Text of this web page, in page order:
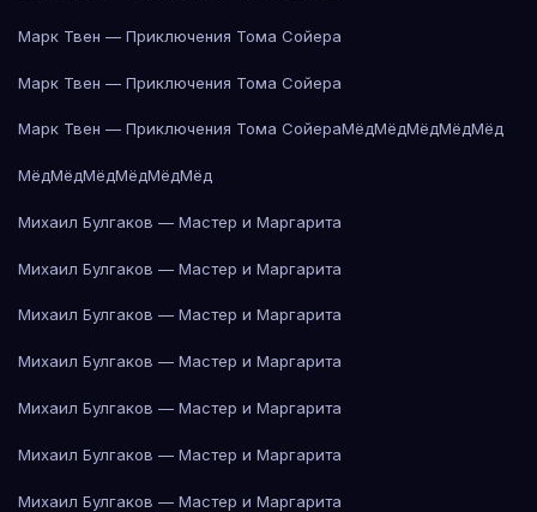
Марк Твен — Приключения Тома Сойера
Марк Твен — Приключения Тома Сойера
Марк Твен — Приключения Тома СойераМёдМёдМёдМёдМёд
МёдМёдМёдМёдМёдМёд
Михаил Булгаков — Мастер и Маргарита
Михаил Булгаков — Мастер и Маргарита
Михаил Булгаков — Мастер и Маргарита
Михаил Булгаков — Мастер и Маргарита
Михаил Булгаков — Мастер и Маргарита
Михаил Булгаков — Мастер и Маргарита
Михаил Булгаков — Мастер и Маргарита